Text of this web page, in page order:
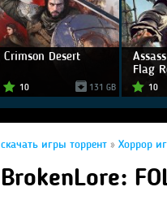
Crimson Desert
10 131 GB
Flag
10
скачать игры торрент » Хоррор
BrokenLore: